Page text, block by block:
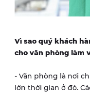
Vì sao quý khách
cho văn phòng làm
- Văn phòng là nơi
lớn thời gian ở đó.